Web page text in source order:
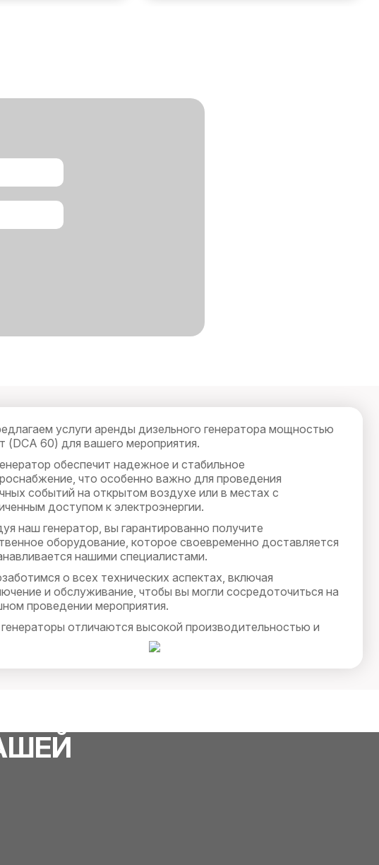
услуги аренды дизельного генератора мощностью
(DCA 60) для вашего мероприятия.
обеспечит надежное и стабильное
что особенно важно для проведения
событий на открытом воздухе или в местах с
доступом к электроэнергии.
наш генератор, вы гарантированно получите
оборудование, которое своевременно доставляется
нашими специалистами.
о всех технических аспектах, включая
и обслуживание, чтобы вы могли сосредоточиться на
проведении мероприятия.
отличаются высокой производительностью и
что делает их идеальным выбором для любых